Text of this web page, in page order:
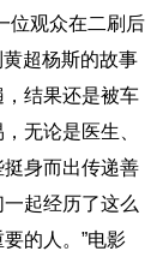
位观众在二刷后
黄超杨斯的故事
结果还是被车
无论是医生、
身而出传递善
起经历了这么
的人。”电影